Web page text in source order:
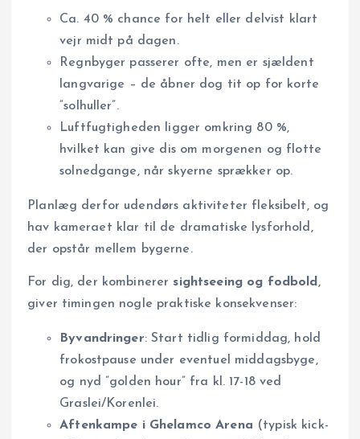
Ca. 40 % chance for helt eller delvist klart
vejr midt på dagen.
Regnbyger passerer ofte, men er sjældent
langvarige – de åbner dog tit op for korte
“solhuller”.
Luftfugtigheden ligger omkring 80 %,
hvilket kan give dis om morgenen og flotte
solnedgange, når skyerne sprækker op.
Planlæg derfor udendørs aktiviteter fleksibelt, og
hav kameraet klar til de dramatiske lysforhold,
der opstår mellem bygerne.
For dig, der kombinerer sightseeing og fodbold ,
giver timingen nogle praktiske konsekvenser:
Byvandringer: Start tidlig formiddag, hold
frokostpause under eventuel middagsbyge,
og nyd ”golden hour” fra kl. 17-18 ved
Graslei/Korenlei.
Aftenkampe i Ghelamco Arena (typisk kick-